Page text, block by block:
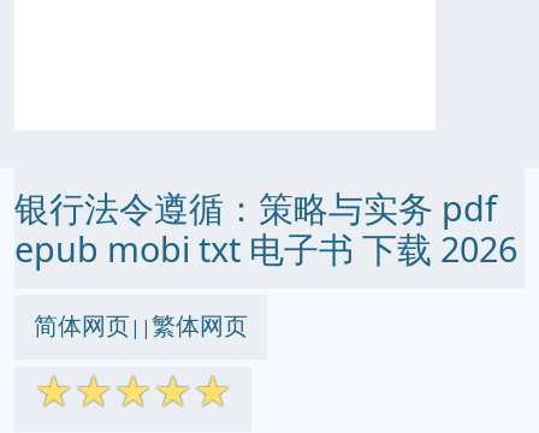
银行法令遵循：策略与实务 pdf
epub mobi txt 电子书 下载 2026
简体网页||繁体网页
☆☆☆☆☆